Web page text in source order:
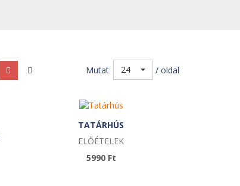
Mutat 24 / oldal
TATÁRHÚS
ELŐÉTELEK
5990 Ft